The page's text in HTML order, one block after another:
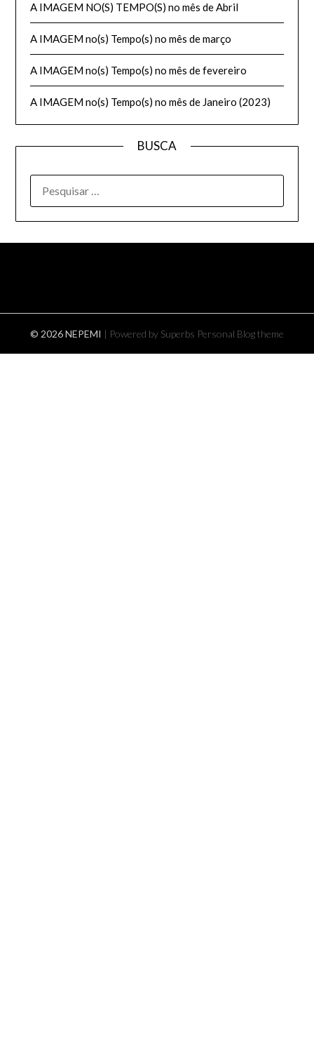
A IMAGEM NO(S) TEMPO(S) no mês de Abril
A IMAGEM no(s) Tempo(s) no mês de março
A IMAGEM no(s) Tempo(s) no mês de fevereiro
A IMAGEM no(s) Tempo(s) no mês de Janeiro (2023)
BUSCA
POR:
© 2026 NEPEMI | Powered by Superbs Personal Blog theme